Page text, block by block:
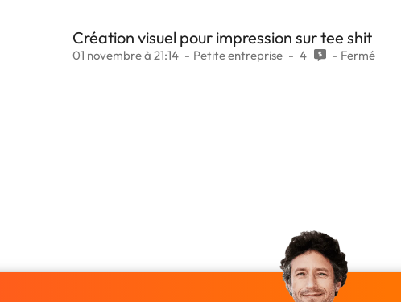
Création visuel pour impression sur tee shit
01 novembre à 21:14 Petite entreprise 4 Fermé